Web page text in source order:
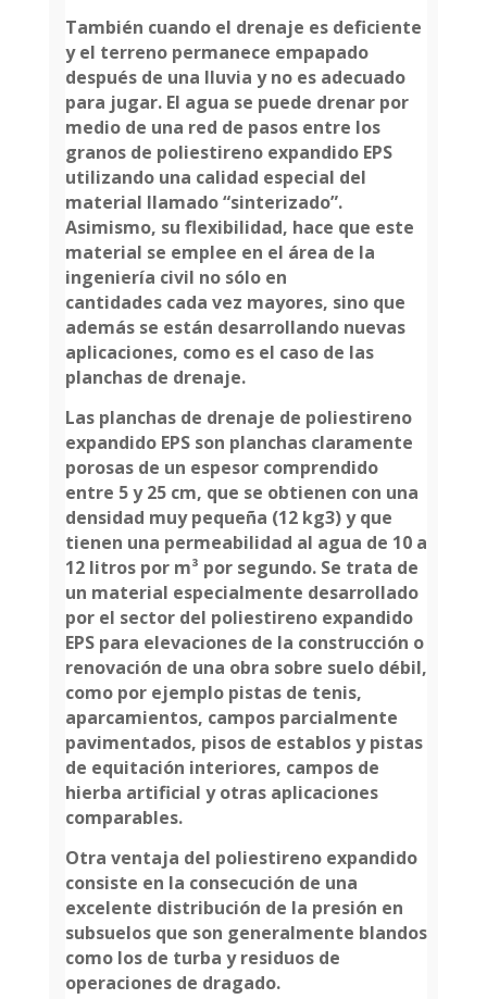
También cuando el drenaje es deficiente
y el terreno permanece empapado
después de una lluvia y no es adecuado
para jugar. El agua se puede drenar por
medio de una red de pasos entre los
granos de poliestireno expandido EPS
utilizando una calidad especial del
material llamado “sinterizado”.
Asimismo, su flexibilidad, hace que este
material se emplee en el área de la
ingeniería civil no sólo en
cantidades cada vez mayores, sino que
además se están desarrollando nuevas
aplicaciones, como es el caso de las
planchas de drenaje.
Las planchas de drenaje de poliestireno
expandido EPS son planchas claramente
porosas de un espesor comprendido
entre 5 y 25 cm, que se obtienen con una
densidad muy pequeña (12 kg3) y que
tienen una permeabilidad al agua de 10 a
12 litros por m³ por segundo. Se trata de
un material especialmente desarrollado
por el sector del poliestireno expandido
EPS para elevaciones de la construcción o
renovación de una obra sobre suelo débil,
como por ejemplo pistas de tenis,
aparcamientos, campos parcialmente
pavimentados, pisos de establos y pistas
de equitación interiores, campos de
hierba artificial y otras aplicaciones
comparables.
Otra ventaja del poliestireno expandido
consiste en la consecución de una
excelente distribución de la presión en
subsuelos que son generalmente blandos
como los de turba y residuos de
operaciones de dragado.